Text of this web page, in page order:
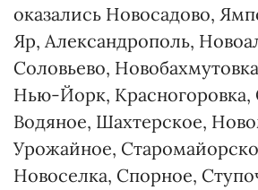
оказались Новосадово,
Яр, Александрополь,
Соловьево,
Нью-Йорк, Красногоровка,
Водяное, Шахтерское,
Урожайное,
Новоселка, Спорное,